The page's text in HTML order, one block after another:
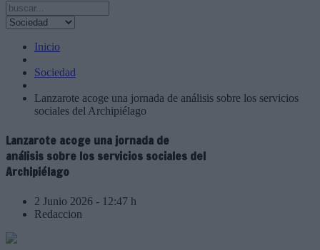
Inicio
Sociedad
Lanzarote acoge una jornada de análisis sobre los servicios
sociales del Archipiélago
Lanzarote acoge una jornada de
análisis sobre los servicios sociales del
Archipiélago
2 Junio 2026 - 12:47 h
Redaccion